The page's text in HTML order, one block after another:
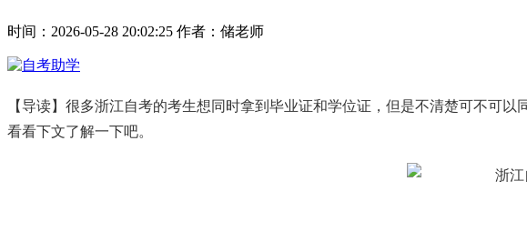
时间：2026-05-28 20:02:25 作者：储老师
【导读】很多浙江自考的考生想同时拿到毕业证和学位证，但是不清楚可不可
看看下文了解一下吧。